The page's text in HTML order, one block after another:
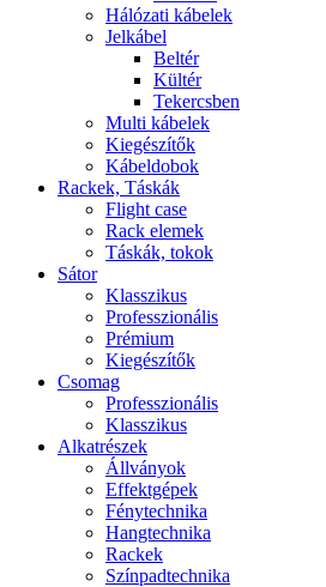
Hálózati kábelek
Jelkábel
Beltér
Kültér
Tekercsben
Multi kábelek
Kiegészítők
Kábeldobok
Rackek, Táskák
Flight case
Rack elemek
Táskák, tokok
Sátor
Klasszikus
Professzionális
Prémium
Kiegészítők
Csomag
Professzionális
Klasszikus
Alkatrészek
Állványok
Effektgépek
Fénytechnika
Hangtechnika
Rackek
Színpadtechnika